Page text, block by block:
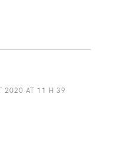
2020 AT 11 H 39